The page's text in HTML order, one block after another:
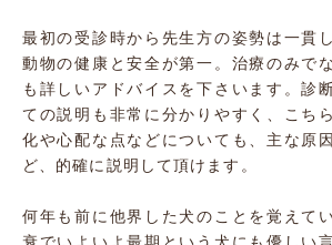
最初の受診時から先生方の姿勢は一貫
動物の健康と安全が第一。治療のみで
も詳しいアドバイスを下さいます。診
ての説明も非常に分かりやすく、こち
化や心配な点などについても、主な原
ど、的確に説明して頂けます。
何年も前に他界した犬のことを覚えて